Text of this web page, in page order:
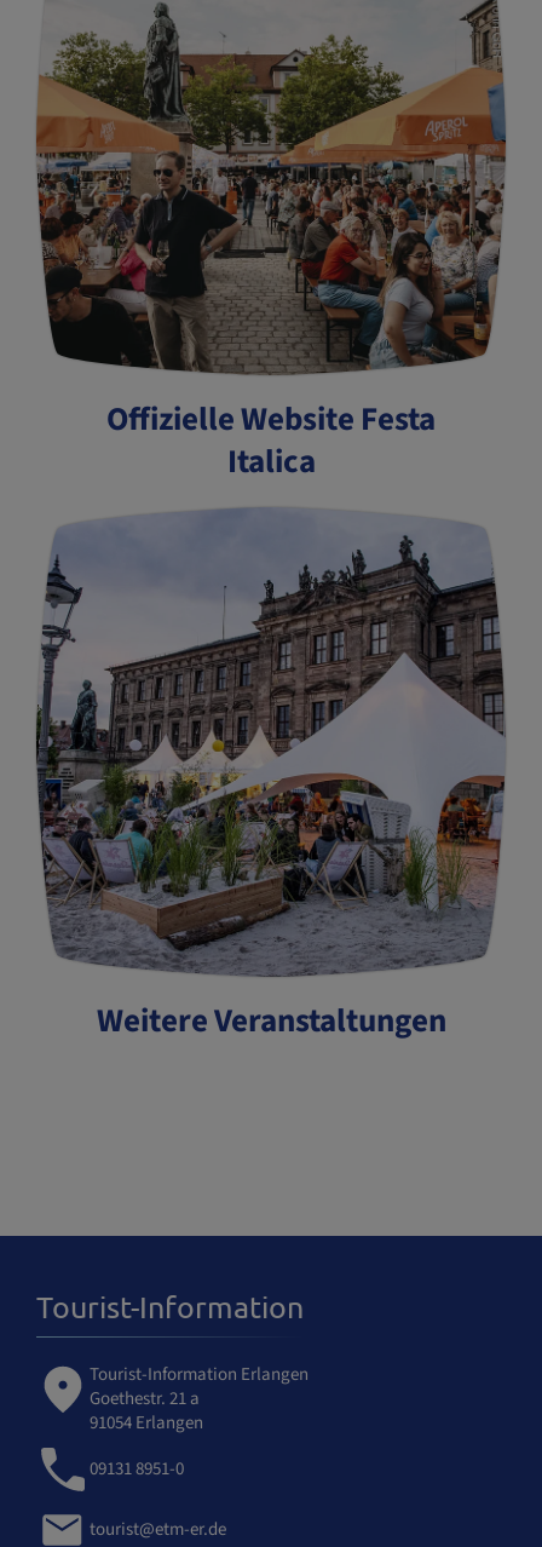
Offizielle Website Festa
Italica
Weitere Veranstaltungen
Tourist-Information
Tourist-Information Erlangen
Goethestr. 21 a
91054 Erlangen
09131 8951-0
tourist@etm-er.de